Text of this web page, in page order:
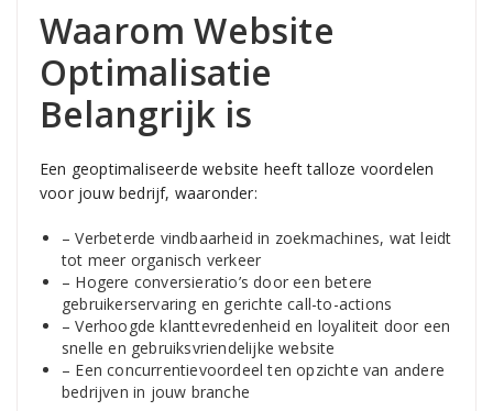
Waarom Website
Optimalisatie
Belangrijk is
Een geoptimaliseerde website heeft talloze voordelen
voor jouw bedrijf, waaronder:
– Verbeterde vindbaarheid in zoekmachines, wat leidt
tot meer organisch verkeer
– Hogere conversieratio’s door een betere
gebruikerservaring en gerichte call-to-actions
– Verhoogde klanttevredenheid en loyaliteit door een
snelle en gebruiksvriendelijke website
– Een concurrentievoordeel ten opzichte van andere
bedrijven in jouw branche